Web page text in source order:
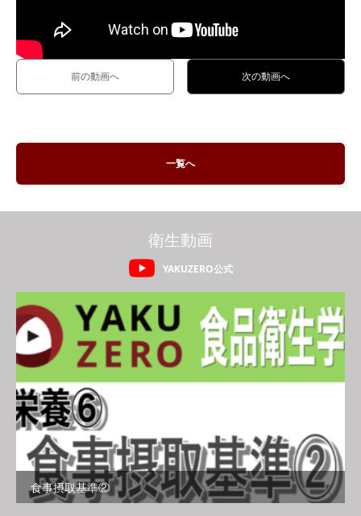
前の動画へ 次の動画へ
一覧へ
YAKUZERO公式
衛生動画
食事摂取基準②